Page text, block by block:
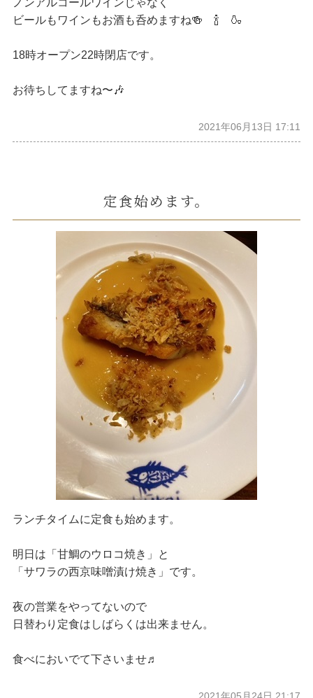
ノンアルコールワインじゃなく
ビールもワインもお酒も呑めますね🍻 🍾 🍶
18時オープン22時閉店です。
お待ちしてますね〜🎶
2021年06月13日 17:11
定食始めます。
ランチタイムに定食も始めます。
明日は「甘鯛のウロコ焼き」と
「サワラの西京味噌漬け焼き」です。
夜の営業をやってないので
日替わり定食はしばらくは出来ません。
食べにおいでて下さいませ♬